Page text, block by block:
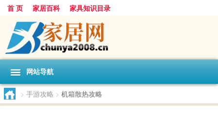
首 页 家居百科 家具知识目录
网站导航
> 手游攻略 > 机箱散热攻略